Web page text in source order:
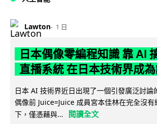
Lawton 1 日
日本偶像零編程知識 靠 AI
直播系統 在日本技術界成
日本 AI 技術界近日出現了一個引發廣泛討論
偶像前 Juice=Juice 成員宮本佳林在完全沒
下，僅憑藉與...
閱讀全文